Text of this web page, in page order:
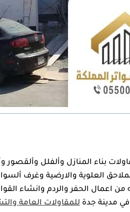
بناء المنازل وألفلل وألقصور
العلوية والارضية وغرف
من اعمال الحفر والردم وانشاء
مدينة جدةللمقاولات العامة